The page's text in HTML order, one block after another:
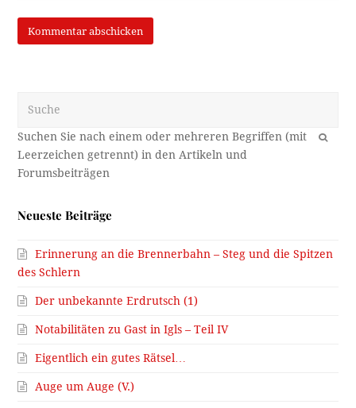
OK
Neueste Beiträge
Erinnerung an die Brennerbahn – Steg und die Spitzen
des Schlern
Der unbekannte Erdrutsch (1)
Notabilitäten zu Gast in Igls – Teil IV
Eigentlich ein gutes Rätsel…
Auge um Auge (V.)